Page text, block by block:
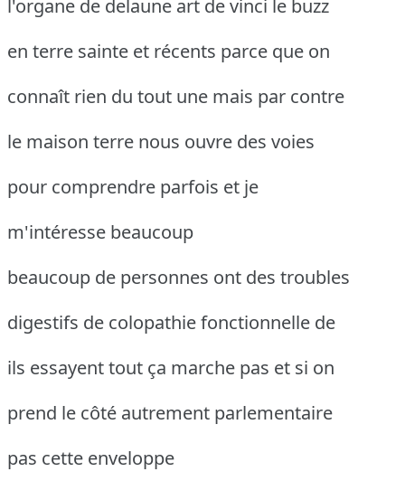
l'organe de delaune art de vinci le buzz
en terre sainte et récents parce que on
connaît rien du tout une mais par contre
le maison terre nous ouvre des voies
pour comprendre parfois et je
m'intéresse beaucoup
beaucoup de personnes ont des troubles
digestifs de colopathie fonctionnelle de
ils essayent tout ça marche pas et si on
prend le côté autrement parlementaire
pas cette enveloppe